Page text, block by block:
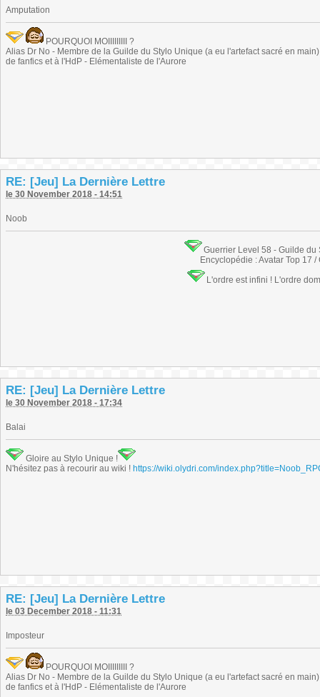
Amputation
POURQUOI MOIIIIIIIII ?
Alias Dr No - Membre de la Guilde du Stylo Unique (a eu l'artefact sacré en
de fanfics et à l'HdP - Elémentaliste de l'Aurore
RE: [Jeu] La Dernière Lettre
le 30 November 2018 - 14:51
Noob
Guerrier Level 58 - Guilde
Encyclopédie : Avatar Top 17 /
L'ordre est infini ! L'ordre
RE: [Jeu] La Dernière Lettre
le 30 November 2018 - 17:34
Balai
Gloire au Stylo Unique !
N'hésitez pas à recourir au wiki ! https://wiki.olydri.com/
RE: [Jeu] La Dernière Lettre
le 03 December 2018 - 11:31
Imposteur
POURQUOI MOIIIIIIIII ?
Alias Dr No - Membre de la Guilde du Stylo Unique (a eu l'artefact sacré en
de fanfics et à l'HdP - Elémentaliste de l'Aurore